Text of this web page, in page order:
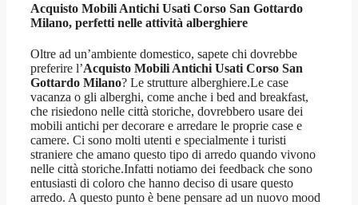
Acquisto Mobili Antichi Usati Corso San Gottardo
Milano, perfetti nelle attività alberghiere
Oltre ad un’ambiente domestico, sapete chi dovrebbe
preferire l’Acquisto Mobili Antichi Usati Corso San
Gottardo Milano? Le strutture alberghiere.Le case
vacanza o gli alberghi, come anche i bed and breakfast,
che risiedono nelle città storiche, dovrebbero usare dei
mobili antichi per decorare e arredare le proprie case e
camere. Ci sono molti utenti e specialmente i turisti
straniere che amano questo tipo di arredo quando vivono
nelle città storiche.Infatti notiamo dei feedback che sono
entusiasti di coloro che hanno deciso di usare questo
arredo. A questo punto è bene pensare ad un nuovo mood